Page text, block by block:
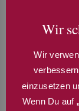
Fünf
entspringt
Wir
Wir
einzusetzen
Wenn Du auf